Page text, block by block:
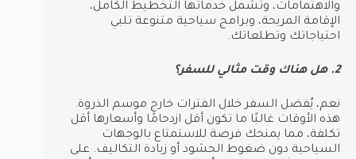
والاهتمامات، وتشمل خدماتها التخطيط الكامل،
الإقامة المريحة، وبرامج سياحية متنوعة تلبي
احتياجاتك وتطلعاتك.
2. هل هناك وقت مثالي للسفر؟
نعم، يُفضل السفر خلال الفترات خارج موسم الذروة.
هذه الأوقات غالبًا ما تكون أقل ازدحامًا وأسعارها أقل
تكلفة، مما يمنحك فرصة للاستمتاع بالوجهات
السياحية دون ضغوط الحشود أو زيادة التكاليف. على